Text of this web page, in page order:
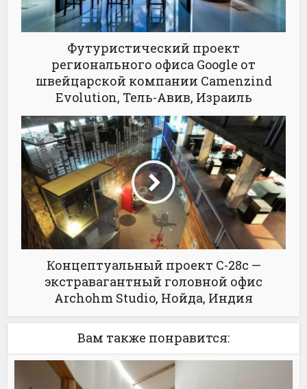
Футуристический проект
регионального офиса Google от
швейцарской компании Camenzind
Evolution, Тель-Авив, Израиль
Концептуальный проект C-28c —
экстравагантный головной офис
Archohm Studio, Нойда, Индия
Вам также понравится: